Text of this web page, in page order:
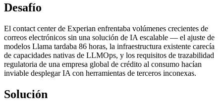
Desafío
El contact center de Experian enfrentaba volúmenes crecientes de
correos electrónicos sin una solución de IA escalable — el ajuste de
modelos Llama tardaba 86 horas, la infraestructura existente carecía
de capacidades nativas de LLMOps, y los requisitos de trazabilidad
regulatoria de una empresa global de crédito al consumo hacían
inviable desplegar IA con herramientas de terceros inconexas.
Solución